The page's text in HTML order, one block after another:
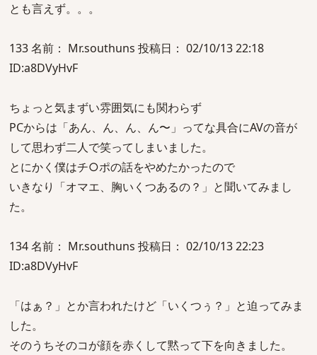
とも言えず。。。
133 名前： Mr.southuns 投稿日： 02/10/13 22:18
ID:a8DVyHvF
ちょっと気まずい雰囲気にも関わらず
PCからは「あん、ん、ん、ん〜」ってな具合にAVの音が
して思わず二人で笑ってしまいました。
とにかく僕はチ○ポの話をやめたかったので
いきなり「オマエ、胸いくつあるの？」と聞いてみまし
た。
134 名前： Mr.southuns 投稿日： 02/10/13 22:23
ID:a8DVyHvF
「はぁ？」とか言われたけど「いくつぅ？」と迫ってみま
した。
そのうちそのコが顔を赤くして黙って下を向きました。